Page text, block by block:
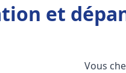
et
Vous